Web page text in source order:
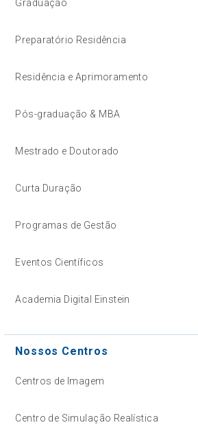
Graduação
Preparatório Residência
Residência e Aprimoramento
Pós-graduação & MBA
Mestrado e Doutorado
Curta Duração
Programas de Gestão
Eventos Científicos
Academia Digital Einstein
Nossos Centros
Centros de Imagem
Centro de Simulação Realística